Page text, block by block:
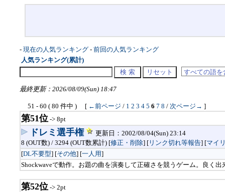
-現在の人気ランキング -前回の人気ランキング
人気ランキング(累計)
最終更新：2026/08/09(Sun) 18:47
51 - 60 ( 80 件中 ) [ ←前ページ / 1 2 3 4 5 6 7 8 /次ページ→ ]
第51位 -> 8pt
ドレミ選手権
更新日：2002/08/04(Sun) 23:14
8 (OUT数) / 3294 (OUT数累計) [修正・削除] [ リンク切れ等報告] [マイ
[DL不要型] [その他] [一人用]
Shockwaveで動作。お題の曲を演奏して正確さを競うゲーム。良く
第52位 -> 2pt